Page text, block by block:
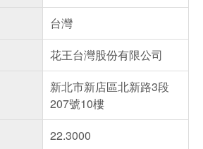
台灣
花王台灣股份有限公司
新北市新店區北新路3段
207號10樓
22.3000